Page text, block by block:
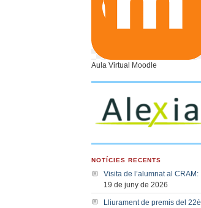
Aula Virtual Moodle
NOTÍCIES RECENTS
Visita de l’alumnat al CRAM:
19 de juny de 2026
Lliurament de premis del 22è